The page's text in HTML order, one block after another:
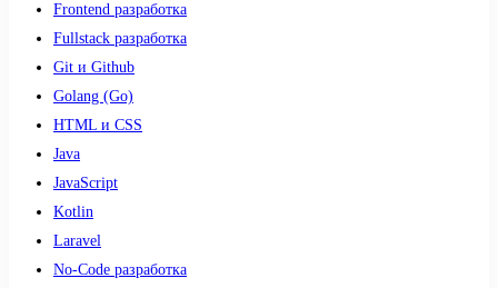
Frontend разработка
Fullstack разработка
Git и Github
Golang (Go)
HTML и CSS
Java
JavaScript
Kotlin
Laravel
No-Code разработка